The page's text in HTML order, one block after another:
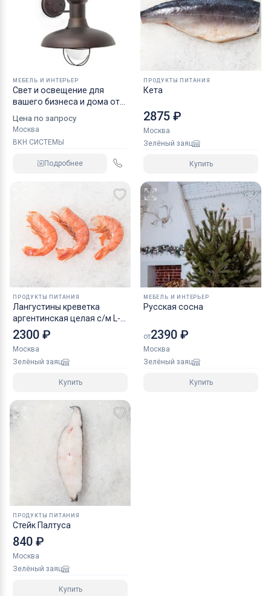
МЕБЕЛЬ И ИНТЕРЬЕР
Свет и освещение для
вашего бизнеса и дома от
идеи до воплощения
Цена по запросу
Москва
ВКН СИСТЕМЫ
Подробнее
ПРОДУКТЫ ПИТАНИЯ
Кета
2875 ₽
Москва
Зелёный заяц
Купить
ПРОДУКТЫ ПИТАНИЯ
Лангустины креветка
аргентинская целая с/м L-1,
10-20 шт
2300 ₽
Москва
Зелёный заяц
Купить
МЕБЕЛЬ И ИНТЕРЬЕР
Русская сосна
от2390 ₽
Москва
Зелёный заяц
Купить
ПРОДУКТЫ ПИТАНИЯ
Стейк Палтуса
840 ₽
Москва
Зелёный заяц
Купить